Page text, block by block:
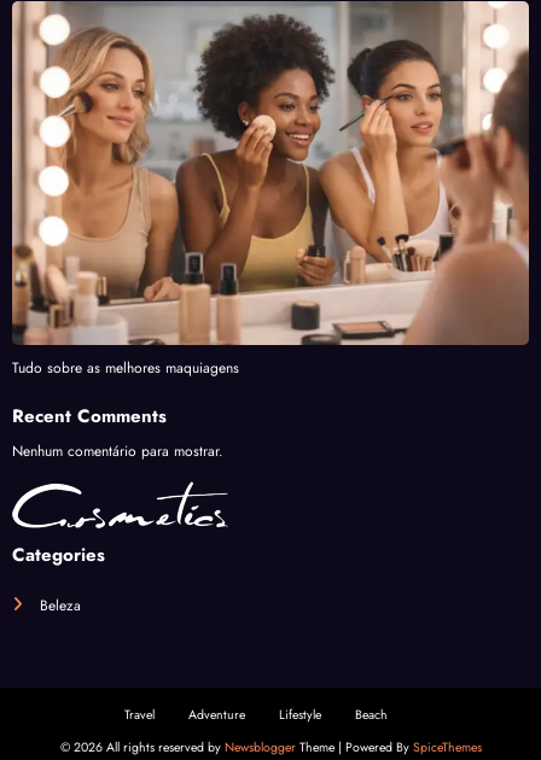
Tudo sobre as melhores maquiagens
Recent Comments
Nenhum comentário para mostrar.
Categories
Beleza
Travel Adventure Lifestyle
Beach
© 2026 All rights reserved by NewsbloggerTheme | Powered By SpiceThemes